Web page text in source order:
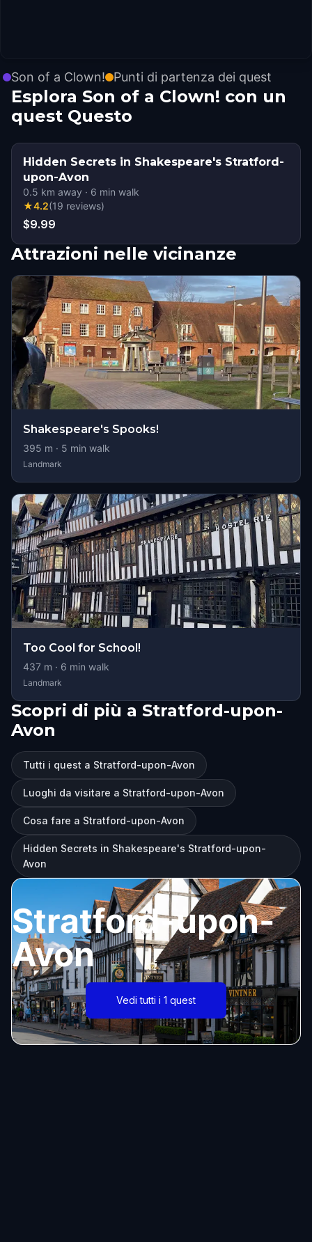
Son of a Clown! Punti di partenza dei quest
Esplora Son of a Clown! con un
quest Questo
Hidden Secrets in Shakespeare's Stratford-
upon-Avon
0.5 km away · 6 min walk
★4.2(19 reviews)
$9.99
Attrazioni nelle vicinanze
Shakespeare's Spooks!
395 m · 5 min walk
Landmark
Too Cool for School!
437 m · 6 min walk
Landmark
Scopri di più a Stratford-upon-
Avon
Tutti i quest a Stratford-upon-Avon
Luoghi da visitare a Stratford-upon-Avon
Cosa fare a Stratford-upon-Avon
Hidden Secrets in Shakespeare's Stratford-upon-
Avon
Stratford-upon-
Avon
Vedi tutti i 1 quest